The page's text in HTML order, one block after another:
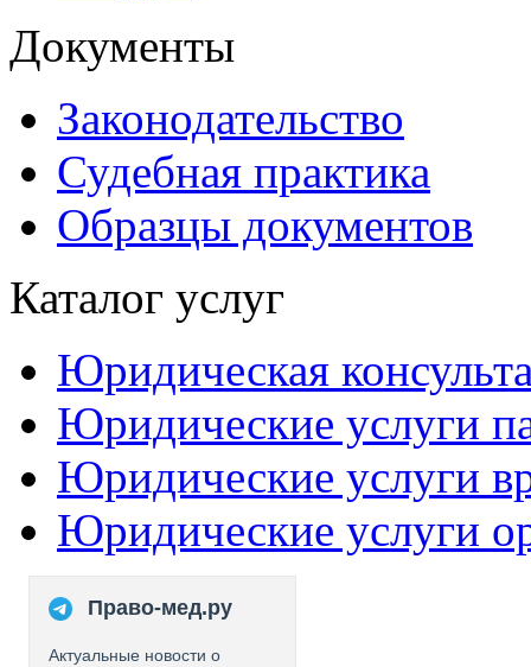
Документы
Законодательство
Судебная практика
Образцы документов
Каталог услуг
Юридическая
Юридические услуги
Юридические услуги
Юридические услуги
Право-мед.ру
Актуальные новости о